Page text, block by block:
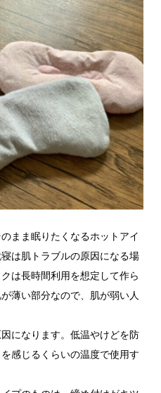
まま眠りたくなるホットアイ
は肌トラブルの原因になる場
は長時間利用を想定して作ら
薄い部分なので、肌が弱い人
になります。低温やけどを防
感じるくらいの温度で使用す